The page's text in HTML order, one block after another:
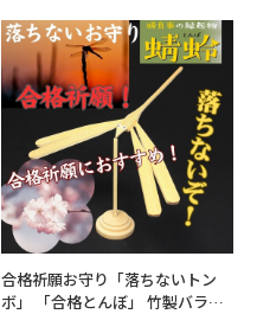
合格祈願お守り「落ちないトン
ボ」 「合格とんぼ」 竹製バラン